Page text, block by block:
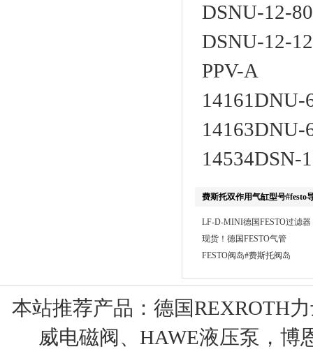
DSNU-12-
DSNU-12-
PPV-A
14161DNU-
14163DNU-
14534DSN-
费斯托双作用气缸型号#festo
LF-D-MINI德国FESTO过滤
现货！德国FESTO气管
FESTO阀岛#费斯托阀岛
本站推荐产品： 德国REXROTH
威电磁阀、HAWE液压泵，博